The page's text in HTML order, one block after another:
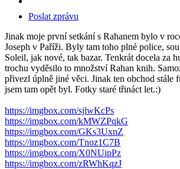
Poslat zprávu
Jinak moje první setkání s Rahanem bylo v
Joseph v Paříži. Byly tam toho plné police,
Soleil, jak nové, tak bazar. Tenkrát docela za
trochu vyděsilo to množství Rahan knih.
přivezl úplně jiné věci. Jinak ten obchod stále
jsem tam opět byl. Fotky staré třináct let.:)
https://imgbox.com/sjlwKcPs
https://imgbox.com/kMWZPqkG
https://imgbox.com/GKs3UxnZ
https://imgbox.com/Tnoz1C7B
https://imgbox.com/X0NUipPz
https://imgbox.com/zRWhKqzJ